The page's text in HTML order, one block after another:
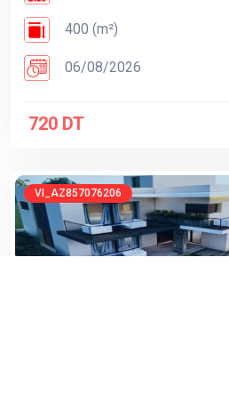
400 (m²)
06/08/2026
720 DT
VI_AZ857076206